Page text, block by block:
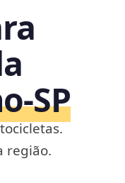
região.